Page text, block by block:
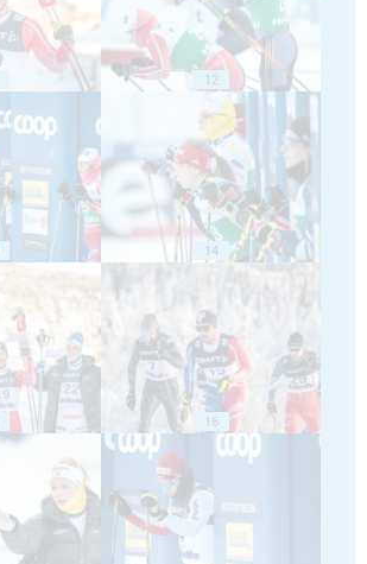
12
14
16